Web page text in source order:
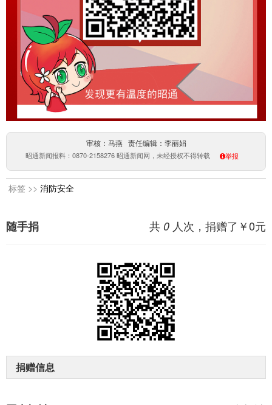
审核：马燕 责任编辑：李丽娟
昭通新闻报料：0870-2158276 昭通新闻网，未经授权不得转载 举报
标签 >> 消防安全
共 0 人次，捐赠了￥0元
随手捐
捐赠信息